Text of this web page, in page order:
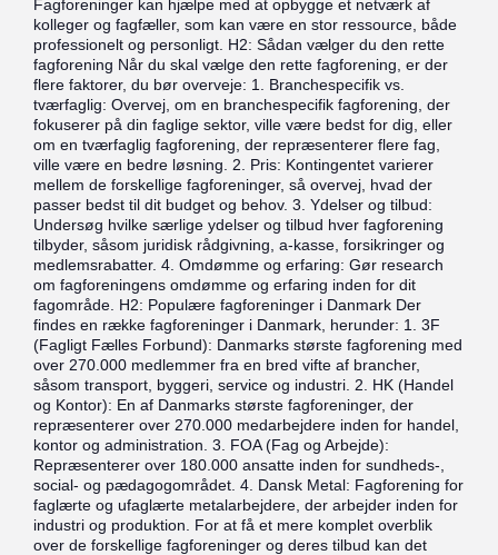
Fagforeninger kan hjælpe med at opbygge et netværk af
kolleger og fagfæller, som kan være en stor ressource, både
professionelt og personligt. H2: Sådan vælger du den rette
fagforening Når du skal vælge den rette fagforening, er der
flere faktorer, du bør overveje: 1. Branchespecifik vs.
tværfaglig: Overvej, om en branchespecifik fagforening, der
fokuserer på din faglige sektor, ville være bedst for dig, eller
om en tværfaglig fagforening, der repræsenterer flere fag,
ville være en bedre løsning. 2. Pris: Kontingentet varierer
mellem de forskellige fagforeninger, så overvej, hvad der
passer bedst til dit budget og behov. 3. Ydelser og tilbud:
Undersøg hvilke særlige ydelser og tilbud hver fagforening
tilbyder, såsom juridisk rådgivning, a-kasse, forsikringer og
medlemsrabatter. 4. Omdømme og erfaring: Gør research
om fagforeningens omdømme og erfaring inden for dit
fagområde. H2: Populære fagforeninger i Danmark Der
findes en række fagforeninger i Danmark, herunder: 1. 3F
(Fagligt Fælles Forbund): Danmarks største fagforening med
over 270.000 medlemmer fra en bred vifte af brancher,
såsom transport, byggeri, service og industri. 2. HK (Handel
og Kontor): En af Danmarks største fagforeninger, der
repræsenterer over 270.000 medarbejdere inden for handel,
kontor og administration. 3. FOA (Fag og Arbejde):
Repræsenterer over 180.000 ansatte inden for sundheds-,
social- og pædagogområdet. 4. Dansk Metal: Fagforening for
faglærte og ufaglærte metalarbejdere, der arbejder inden for
industri og produktion. For at få et mere komplet overblik
over de forskellige fagforeninger og deres tilbud kan det